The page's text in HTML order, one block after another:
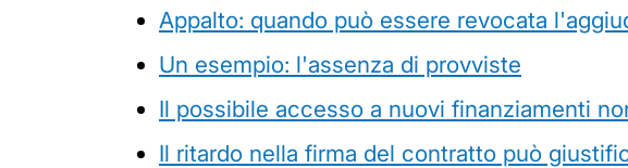
Appalto: quando può essere revocata
Un esempio: l'assenza di provviste
Il possibile accesso a nuovi finanziamenti
Il ritardo nella firma del contratto può